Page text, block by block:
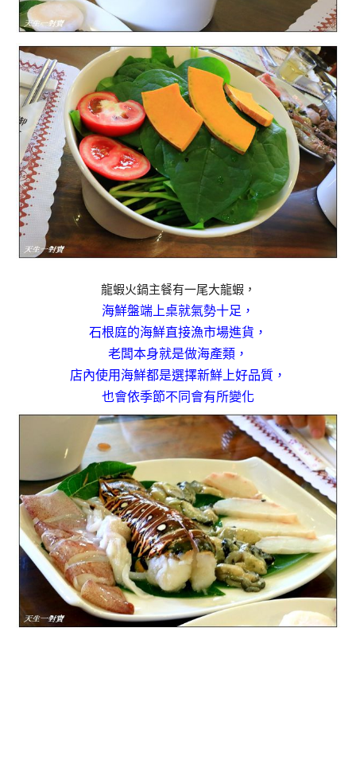
龍蝦火鍋主餐有一尾大龍蝦，
海鮮盤端上桌就氣勢十足，
石根庭的海鮮直接漁市場進貨，
老闆本身就是做海產類，
店內使用海鮮都是選擇新鮮上好品質，
也會依季節不同會有所變化